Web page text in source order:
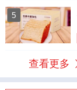
5
查看更多